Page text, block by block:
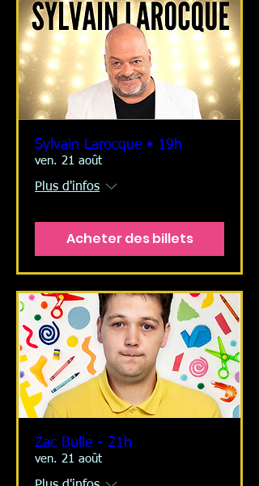
Sylvain Larocque • 19h
ven. 21 août
Plus d'infos
Acheter des billets
Zac Bulle - 21h
ven. 21 août